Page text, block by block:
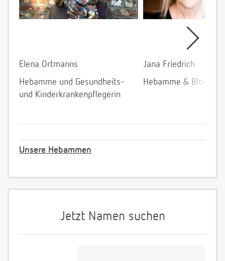
Elena Ortmanns
Hebamme und Gesundheits-
und Kinderkrankenpflegerin
Jana Friedrich
Hebamme &
Unsere Hebammen
Jetzt Namen suchen